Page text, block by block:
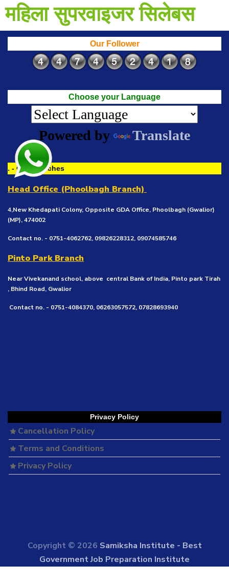
महिला सुपरवाइजर सिलेबस
Our Follower
Choose your Language
Powered by Translate
. - Our Branches
Head Office (Phoolbagh Branch)
4,New Khedapati Colony, Opposite GDA Office, Phoolbagh (Gwalior)
(MP), 474002
Contact no. - 0751-4062762, 09826228312, 09074585746
Pinto Park Branch
Near Vivekanand school, above central Bank of India, Pinto park Tirah
, Bhind Road, Gwalior
Contact no. - 0751-4084370, 06263057572, 07828693940
Privacy Policy
Cancellation Policy
Terms and Conditions
Privacy Policy
Copyright © 2026 Samiksha Institute - Best
Government Job Preparation Institute